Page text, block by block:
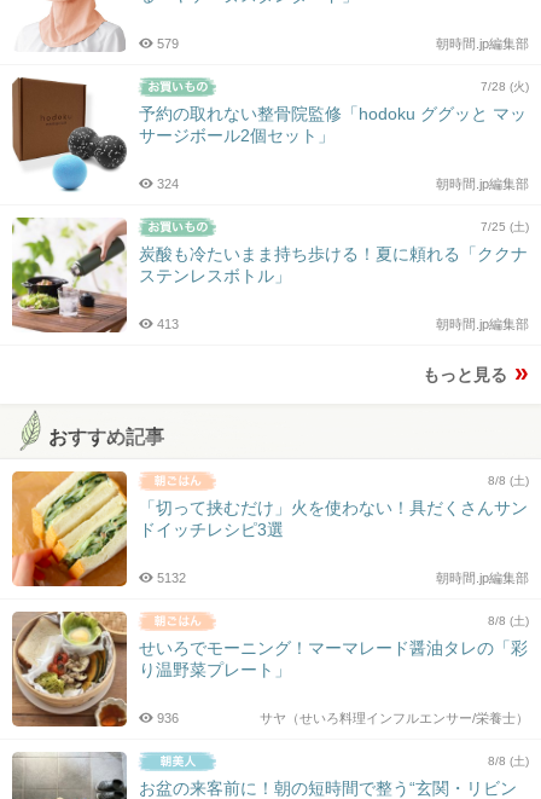
朝時間.jp編集部
579
7/28 (火)
予約の取れない整骨院監修「hodoku ググッと マッ
サージボール2個セット」
朝時間.jp編集部
324
7/25 (土)
炭酸も冷たいまま持ち歩ける！夏に頼れる「ククナ
ステンレスボトル」
朝時間.jp編集部
413
もっと見る
おすすめ記事
8/8 (土)
「切って挟むだけ」火を使わない！具だくさんサン
ドイッチレシピ3選
朝時間.jp編集部
5132
8/8 (土)
せいろでモーニング！マーマレード醤油タレの「彩
り温野菜プレート」
サヤ（せいろ料理インフルエンサー/栄養士）
936
8/8 (土)
お盆の来客前に！朝の短時間で整う“玄関・リビン